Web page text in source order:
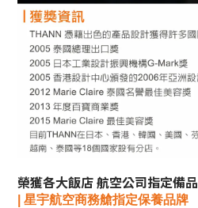
榮獲各大飯店 航空公司指定備品
星宇航空商務艙指定保養品牌